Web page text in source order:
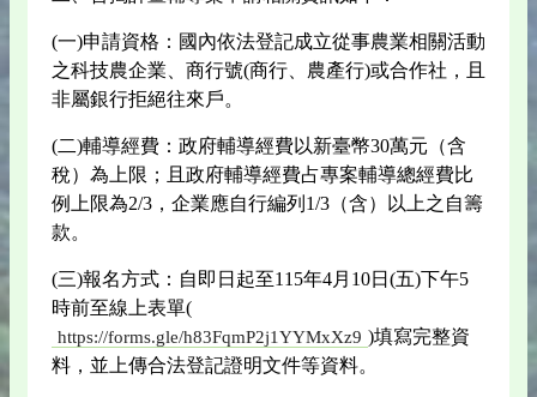
(一)申請資格：國內依法登記成立從事農業相關活動
之科技農企業、商行號(商行、農產行)或合作社，且
非屬銀行拒絕往來戶。
(二)輔導經費：政府輔導經費以新臺幣30萬元（含
稅）為上限；且政府輔導經費占專案輔導總經費比
例上限為2/3，企業應自行編列1/3（含）以上之自籌
款。
(三)報名方式：自即日起至115年4月10日(五)下午5
時前至線上表單(
https://forms.gle/h83FqmP2j1YYMxXz9 )填寫完整資
料，並上傳合法登記證明文件等資料。